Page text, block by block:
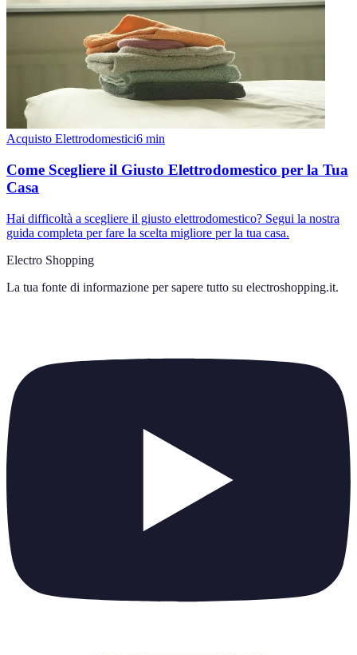
Acquisto Elettrodomestici6 min
Come Scegliere il Giusto Elettrodomestico per la Tua
Casa
Hai difficoltà a scegliere il giusto elettrodomestico? Segui la nostra
guida completa per fare la scelta migliore per la tua casa.
Electro Shopping
La tua fonte di informazione per sapere tutto su electroshopping.it.